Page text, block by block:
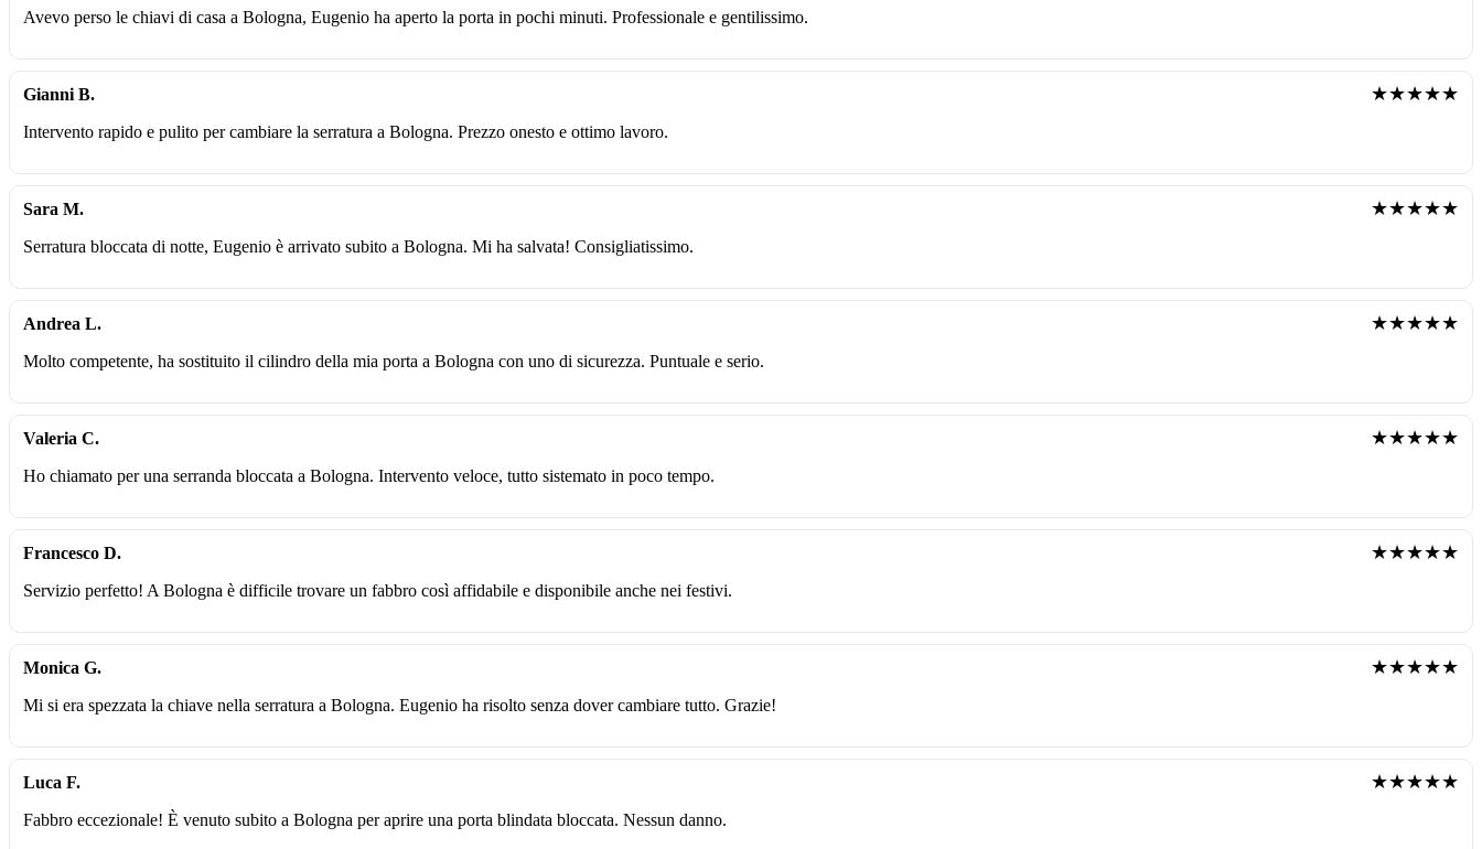
Avevo perso le chiavi di casa a Bologna, Eugenio ha aperto la porta in pochi minuti. Professionale e gentilissimo.
Gianni B. ★★★★★
Intervento rapido e pulito per cambiare la serratura a Bologna. Prezzo onesto e ottimo lavoro.
Sara M. ★★★★★
Serratura bloccata di notte, Eugenio è arrivato subito a Bologna. Mi ha salvata! Consigliatissimo.
Andrea L. ★★★★★
Molto competente, ha sostituito il cilindro della mia porta a Bologna con uno di sicurezza. Puntuale e serio.
Valeria C. ★★★★★
Ho chiamato per una serranda bloccata a Bologna. Intervento veloce, tutto sistemato in poco tempo.
Francesco D. ★★★★★
Servizio perfetto! A Bologna è difficile trovare un fabbro così affidabile e disponibile anche nei festivi.
Monica G. ★★★★★
Mi si era spezzata la chiave nella serratura a Bologna. Eugenio ha risolto senza dover cambiare tutto. Grazie!
Luca F. ★★★★★
Fabbro eccezionale! È venuto subito a Bologna per aprire una porta blindata bloccata. Nessun danno.